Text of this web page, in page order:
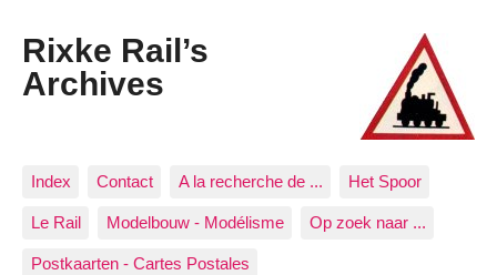
Rixke Rail’s
Archives
Index Contact A la recherche de ... Het Spoor
Le Rail Modelbouw - Modélisme Op zoek naar ...
Postkaarten - Cartes Postales